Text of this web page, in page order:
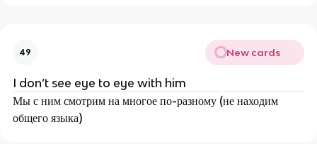
49 New cards
I don’t see eye to eye with him
Мы с ним смотрим на многое по-разному (не находим
общего языка)